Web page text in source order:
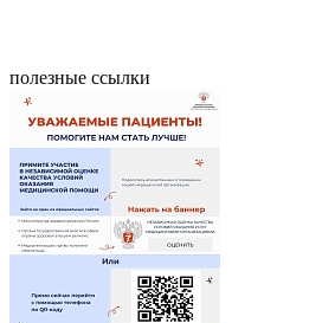
полезные ссылки